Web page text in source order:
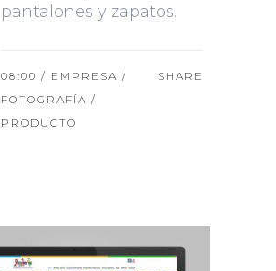
pantalones y zapatos.
08:00 / EMPRESA /
FOTOGRAFÍA /
PRODUCTO
SHARE